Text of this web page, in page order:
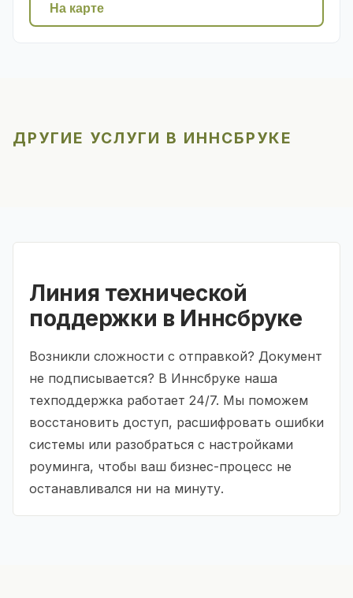
На карте
ДРУГИЕ УСЛУГИ В ИННСБРУКЕ
Линия технической
поддержки в Иннсбруке
Возникли сложности с отправкой? Документ
не подписывается? В Иннсбруке наша
техподдержка работает 24/7. Мы поможем
восстановить доступ, расшифровать ошибки
системы или разобраться с настройками
роуминга, чтобы ваш бизнес-процесс не
останавливался ни на минуту.